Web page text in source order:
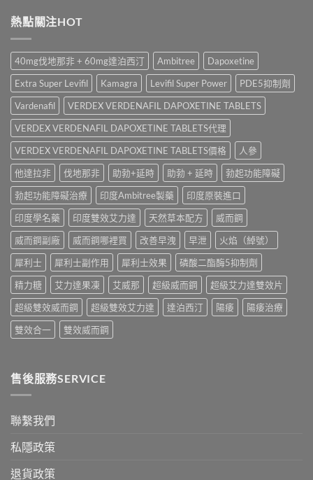
與
藥
購
買
比
較〉
中
2026
果、
價
錢、
副
作
用
全
面
比
較
與
香
港
購
買
指
南〉
Cenforce-
與
Kamagra
Jelly
全
面
比
較〉
中
香
港
裡
買？
犀
利
士
學
名
藥
購
買
渠
道、
價
錢
與
真
假
辨
指
南〉
中
熱點關注HOT
40mg伐地那非 + 60mg達泊西汀 Ambitree
Dapoxetine
Extra Super Levifil
Kamagra Levifil Super Power
PDE5抑制劑
Vardenafil
VERDEX VERDENAFIL DAPOXETINE TABLETS
VERDEX VERDENAFIL DAPOXETINE TABLETS代理
VERDEX VERDENAFIL DAPOXETINE TABLETS價格
人參
他達拉非
伐地那非 助勃+延時 助勃 + 延時
勃起功能障礙
勃起功能障礙治療
印度Ambitree製藥
印度原裝進口
印度學名藥
印度雙效艾力達 天然草本配方
威而鋼
威而鋼副廠
威而鋼哪裡買 改善早洩 早泄
火焰（綽號）
犀利士
犀利士副作用 犀利士效果
磷酸二酯酶5抑制劑
精力糖
艾力達果凍 艾威那 超級威而鋼
超級艾力達雙效片
超級雙效威而鋼
超級雙效艾力達 達泊西汀 陽痿
陽痿治療
雙效合一
雙效威而鋼
售後服務SERVICE
聯繫我們
私隱政策
退貨政策